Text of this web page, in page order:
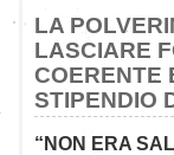
LA
LASCIARE
COERENTE
STIPENDIO
“NON ERA